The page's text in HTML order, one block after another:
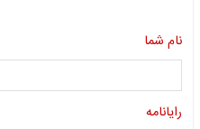
نام شما
رایانامه